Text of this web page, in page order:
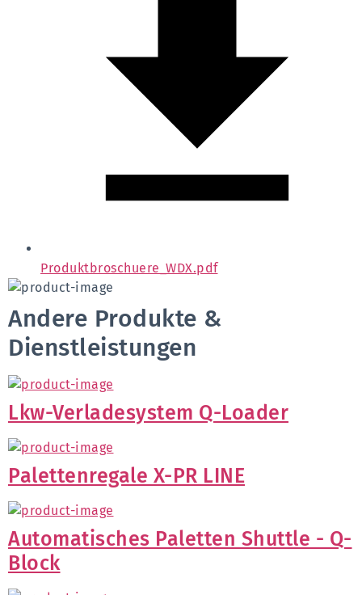
Produktbroschuere_WDX.pdf
Andere Produkte &
Dienstleistungen
Lkw-Verladesystem Q-Loader
Palettenregale X-PR LINE
Automatisches Paletten Shuttle - Q-
Block